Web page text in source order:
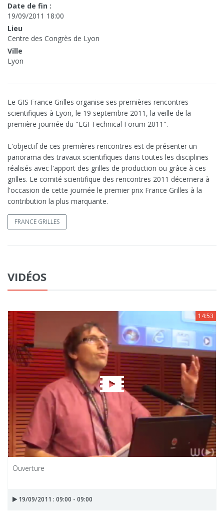
Date de fin :
19/09/2011 18:00
Lieu
Centre des Congrès de Lyon
Ville
Lyon
Le GIS France Grilles organise ses premières rencontres
scientifiques à Lyon, le 19 septembre 2011, la veille de la
première journée du "EGI Technical Forum 2011".
L'objectif de ces premières rencontres est de présenter un
panorama des travaux scientifiques dans toutes les disciplines
réalisés avec l'apport des grilles de production ou grâce à ces
grilles. Le comité scientifique des rencontres 2011 décernera à
l'occasion de cette journée le premier prix France Grilles à la
contribution la plus marquante.
FRANCE GRILLES
VIDÉOS
14:53
Ouverture
19/09/2011 : 09:00 - 09:00